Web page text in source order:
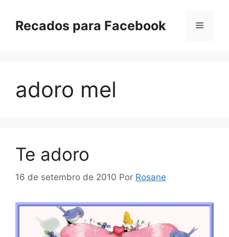
paraRecados para Facebook Menu
adoro mel
Te adoro
16 de setembro de 2010 Por Rosane